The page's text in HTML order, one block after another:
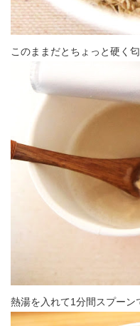
このままだとちょっと硬く
熱湯を入れて1分間スプーン